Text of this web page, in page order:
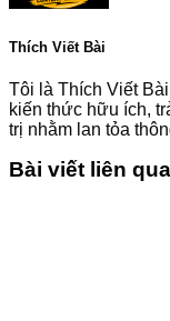
Thích Viết Bài
Tôi là Thích Viết
kiến thức hữu ích,
trị nhằm lan tỏa
Bài viết liên